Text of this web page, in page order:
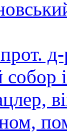
прот.
собор